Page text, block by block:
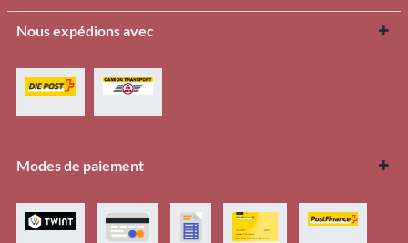
Nous expédions avec
Modes de paiement